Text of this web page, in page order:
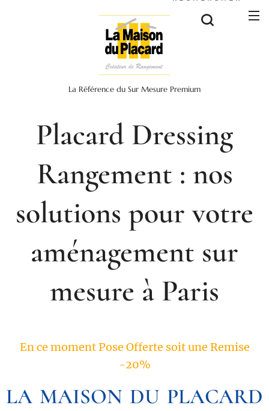
La Référence du Sur Mesure Premium
Placard Dressing
Rangement : nos
solutions pour votre
aménagement sur
mesure à Paris
LA MAISON DU PLACARD